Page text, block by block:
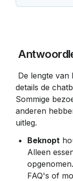
details de
Sommige
anderen
uitleg.
Beknopt
Alleen
FAQ's of